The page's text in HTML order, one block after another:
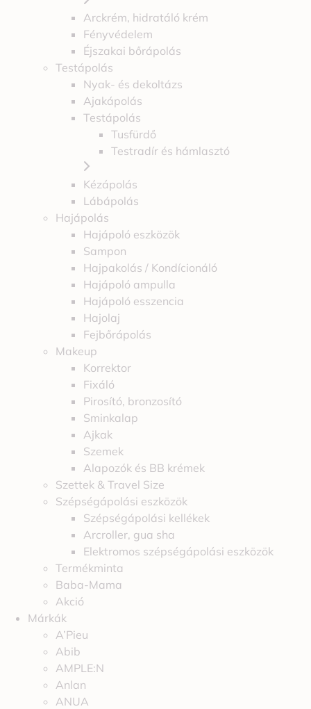
Arckrém, hidratáló krém
Fényvédelem
Éjszakai bőrápolás
Testápolás
Nyak- és dekoltázs
Ajakápolás
Testápolás
Tusfürdő
Testradír és hámlasztó
Kézápolás
Lábápolás
Hajápolás
Hajápoló eszközök
Sampon
Hajpakolás / Kondícionáló
Hajápoló ampulla
Hajápoló esszencia
Hajolaj
Fejbőrápolás
Makeup
Korrektor
Fixáló
Pirosító, bronzosító
Sminkalap
Ajkak
Szemek
Alapozók és BB krémek
Szettek & Travel Size
Szépségápolási eszközök
Szépségápolási kellékek
Arcroller, gua sha
Elektromos szépségápolási eszközök
Termékminta
Baba-Mama
Akció
Márkák
A’Pieu
Abib
AMPLE:N
Anlan
ANUA